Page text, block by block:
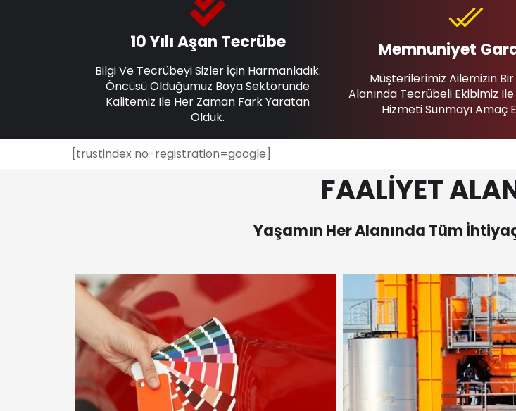
10 Yılı Aşan Tecrübe
Bilgi Ve Tecrübeyi Sizler İçin Harmanladık.
Öncüsü Olduğumuz Boya Sektöründe
Kalitemiz Ile Her Zaman Fark Yaratan
Olduk.
Memnuniyet
Müşterilerimiz Ailemizin Bir
Alanında Tecrübeli Ekibimiz Ile
Hizmeti Sunmayı Amaç
[trustindex no-registration=google]
FAALİYET
Yaşamın Her Alanında Tüm